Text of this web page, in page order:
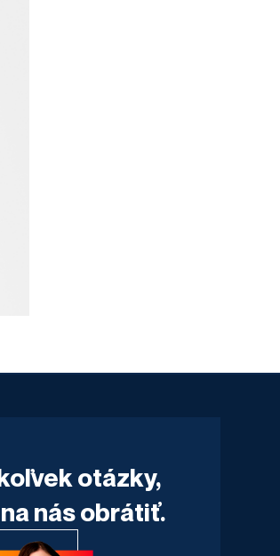
otázky,
nás obrátiť.